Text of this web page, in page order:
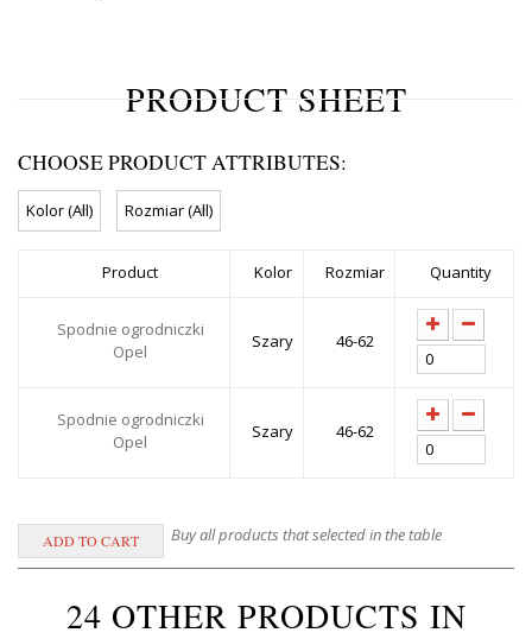
PRODUCT SHEET
CHOOSE PRODUCT ATTRIBUTES:
Product Kolor Rozmiar Quantity
Spodnie ogrodniczki
Opel
Szary 46-62
Spodnie ogrodniczki
Opel
Szary 46-62
Buy all products that selected in the table
24 OTHER PRODUCTS IN